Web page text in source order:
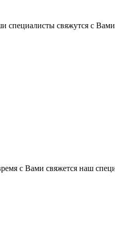
свяжутся с
с Вами свяжется наш